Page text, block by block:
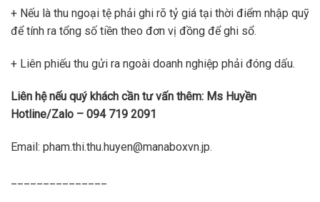
+ Nếu là thu ngoại tệ phải ghi rõ tỷ giá tại thời điểm nhập quỹ
để tính ra tổng số tiền theo đơn vị đồng để ghi sổ.
+ Liên phiếu thu gửi ra ngoài doanh nghiệp phải đóng dấu.
Liên hệ nếu quý khách cần tư vấn thêm: Ms Huyền
Hotline/Zalo – 094 719 2091
Email: pham.thi.thu.huyen@manaboxvn.jp.